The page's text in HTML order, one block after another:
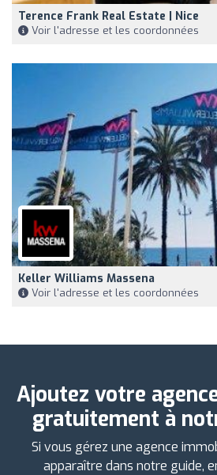
Terence Frank Real Estate | Nice
Voir l'adresse et les coordonnées
Keller Williams Massena
Voir l'adresse et les coordonnées
Ajoutez votre
gratuitement à
Si vous gérez une agence
apparaître dans notre guide,